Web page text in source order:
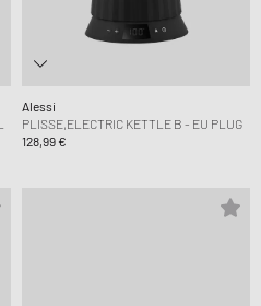
Alessi
PLISSE,ELECTRIC KETTLE B - EU PLUG
128,99 €